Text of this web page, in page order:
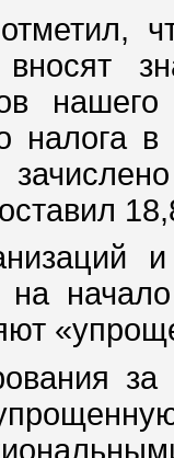
налога
и
на